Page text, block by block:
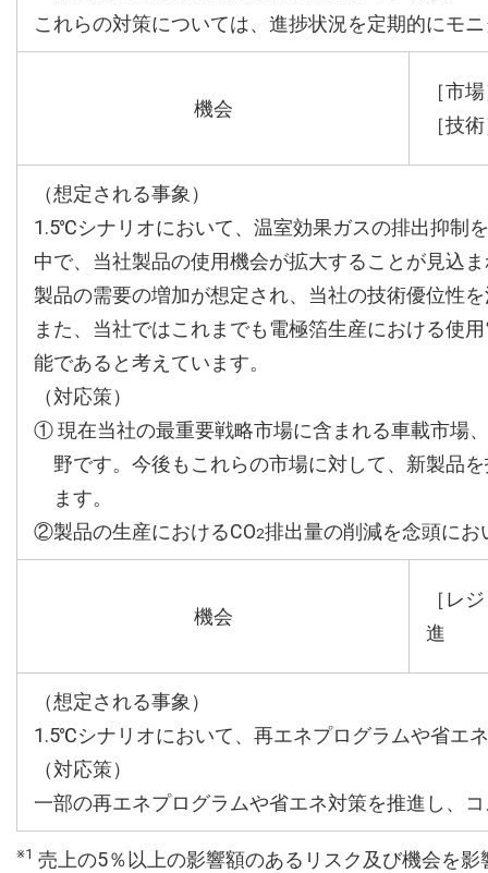
これらの対策については、進捗状況を定期的にモ
機会
［市
［技
（想定される事象）
1.5℃シナリオにおいて、温室効果ガスの排出抑制
中で、当社製品の使用機会が拡大することが見込
製品の需要の増加が想定され、当社の技術優位性
また、当社ではこれまでも電極箔生産における使
能であると考えています。
（対応策）
① 現在当社の最重要戦略市場に含まれる車載市場
野です。今後もこれらの市場に対して、新製品
ます。
②製品の生産におけるCO2排出量の削減を念頭に
機会
［レ
進
（想定される事象）
1.5℃シナリオにおいて、再エネプログラムや省エ
（対応策）
一部の再エネプログラムや省エネ対策を推進し、
※1 売上の5％以上の影響額のあるリスク及び機会を影